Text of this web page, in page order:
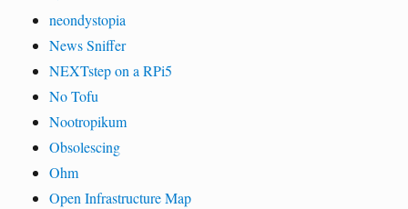
neondystopia
News Sniffer
NEXTstep on a RPi5
No Tofu
Nootropikum
Obsolescing
Ohm
Open Infrastructure Map